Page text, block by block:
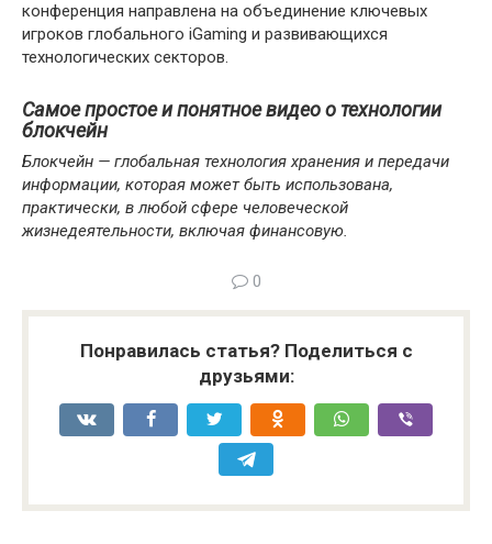
конференция направлена ​​на объединение ключевых
игроков глобального iGaming и развивающихся
технологических секторов.
Самое простое и понятное видео о технологии
блокчейн
Блокчейн — глобальная технология хранения и передачи
информации, которая может быть использована,
практически, в любой сфере человеческой
жизнедеятельности, включая финансовую.
0
Понравилась статья? Поделиться с
друзьями: